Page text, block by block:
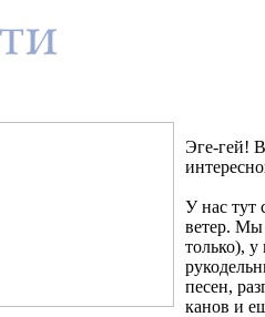
Эге-гей!
У нас тут
ветер. Мы
только),
песен,
канов и